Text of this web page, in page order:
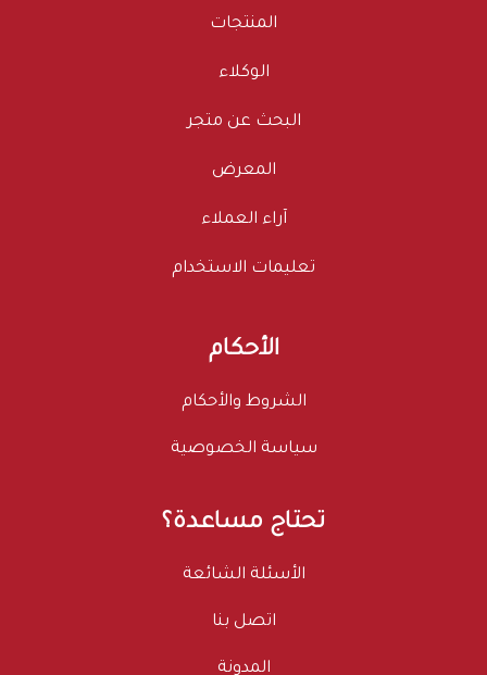
المنتجات
الوكلاء
البحث عن متجر
المعرض
آراء العملاء
تعليمات الاستخدام
الأحكام
الشروط والأحكام
سياسة الخصوصية
تحتاج مساعدة؟
الأسئلة الشائعة
اتصل بنا
المدونة